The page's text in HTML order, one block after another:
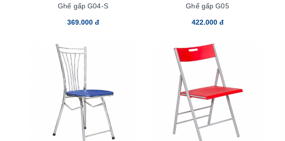
Ghế gấp G04-S
369.000 đ
Ghế gấp G05
422.000 đ